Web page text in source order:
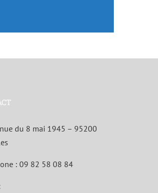
du 8 mai 1945 – 95200
: 09 82 58 08 84